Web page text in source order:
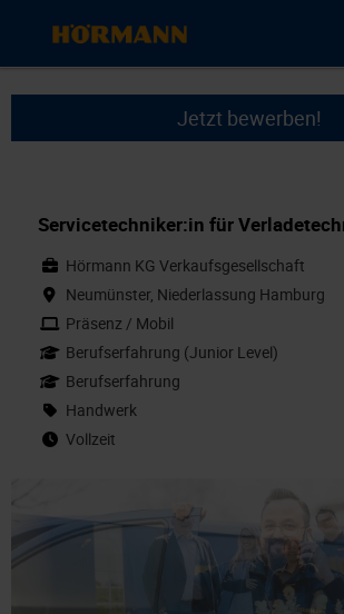
Jetzt bewerben!
Servicetechniker:in für
Hörmann KG Verkaufsgesellschaft
Neumünster, Niederlassung Hamburg
Präsenz / Mobil
Berufserfahrung (Junior Level)
Berufserfahrung
Handwerk
Vollzeit